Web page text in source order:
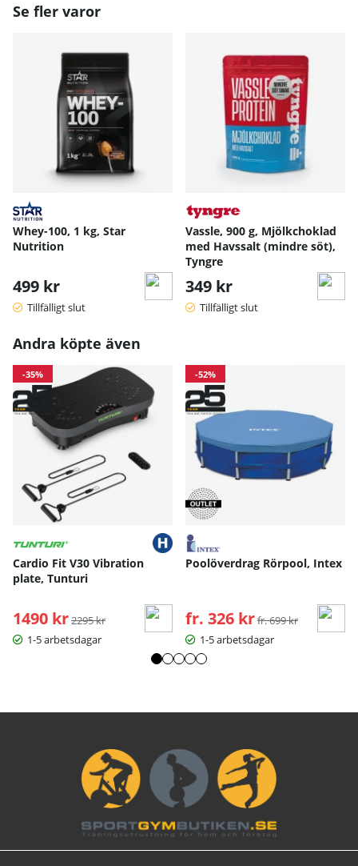
Se fler varor
Whey-100, 1 kg, Star
Nutrition
499 kr
Tillfälligt slut
Vassle, 900 g, Mjölkchoklad
med Havssalt (mindre söt),
Tyngre
349 kr
Tillfälligt slut
Andra köpte även
-35%
Cardio Fit V30 Vibration
plate, Tunturi
1490 kr Ordinarie pris:
2295 kr
1-5 arbetsdagar
-52%
Poolöverdrag Rörpool, Intex
fr. 326 kr Ordinarie pris:
fr. 699 kr
1-5 arbetsdagar